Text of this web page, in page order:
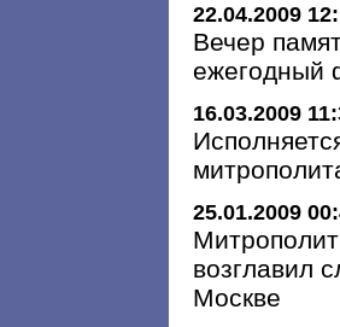
22.04.2009
Вечер
ежегодный
16.03.2009
25.01.2009
возглавил
Москве